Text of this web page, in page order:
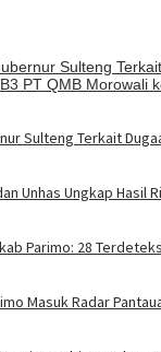
Sulteng Terkait
Unhas Ungkap Hasil
Parimo: 28
Masuk Radar